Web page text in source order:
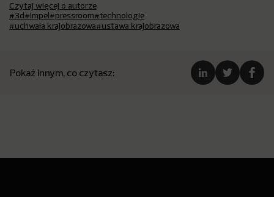
Czytaj więcej o autorze
#3d#impel#pressroom#technologie
#uchwała krajobrazowa#ustawa krajobrazowa
Pokaż innym, co czytasz: